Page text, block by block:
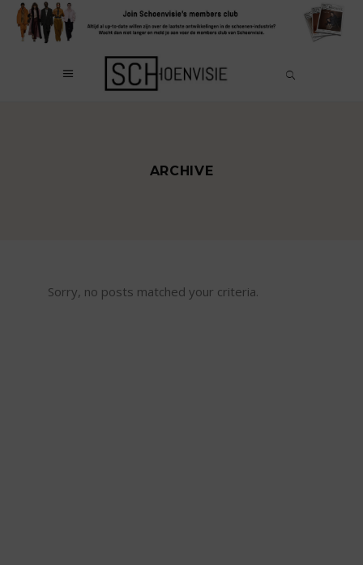
ARCHIVE
Sorry, no posts matched your criteria.